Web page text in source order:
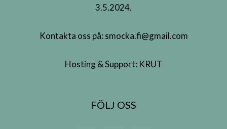
3.5.2024.
Kontakta oss på: smocka.fi@gmail.com
Hosting & Support: KRUT
FÖLJ OSS